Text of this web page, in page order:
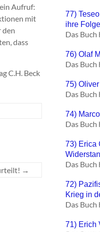
Aufruf:
mit
den
dass
C.H. Beck
→
77)
ihre
Das Buch
76) Olaf
Das Buch
75)
Das Buch
74)
Das Buch
73) Erica
Das Buch
72)
Krieg in
Das Buch
71) Erich